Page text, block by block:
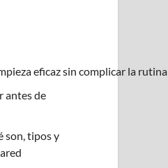
eficaz sin complicar la
antes de
son, tipos y